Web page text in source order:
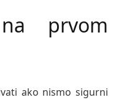
prvom
ako nismo sigurni